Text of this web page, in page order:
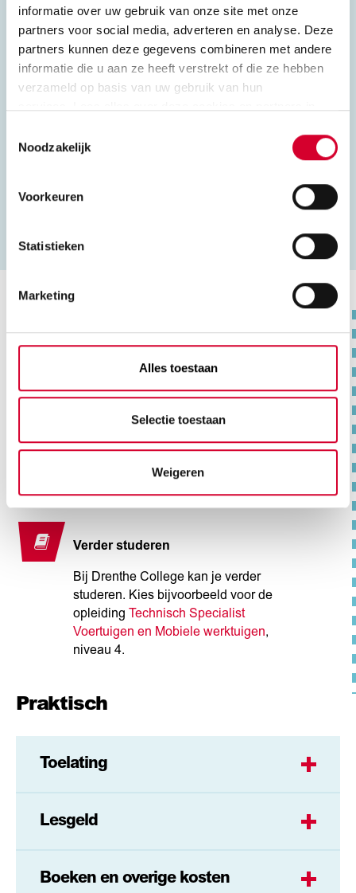
informatie over uw gebruik van onze site met onze
partners voor social media, adverteren en analyse. Deze
partners kunnen deze gegevens combineren met andere
informatie die u aan ze heeft verstrekt of die ze hebben
verzameld op basis van uw gebruik van hun
Noodzakelijk
Voorkeuren
Statistieken
Marketing
Alles toestaan
Selectie toestaan
Weigeren
Vakleer
Nederlands
Burgerschap
Hiernaast kan je ook uit keuzedelen
Aan het werk
Voertuigen en Mobiele Werktuigen
(Motorfietsen) kan je werken bij een
motorfietsgarage of werkplaats van een
Verder studeren
Bij Drenthe College kan je verder
studeren. Kies bijvoorbeeld voor de
opleiding
Technisch Specialist
Voertuigen en Mobiele werktuigen,
niveau 4.
Praktisch
Toelating
Lesgeld
Boeken en overige kosten